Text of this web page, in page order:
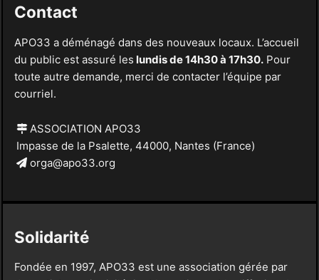
Contact
APO33 a déménagé dans des nouveaux locaux. L’accueil
du public est assuré les lundis de 14h30 à 17h30.Pour
toute autre demande, merci de contacter l’équipe par
courriel.
ASSOCIATION APO33
Impasse de la Psalette, 44000, Nantes (France)
orga@apo33.org
Solidarité
Fondée en 1997, APO33 est une association gérée par